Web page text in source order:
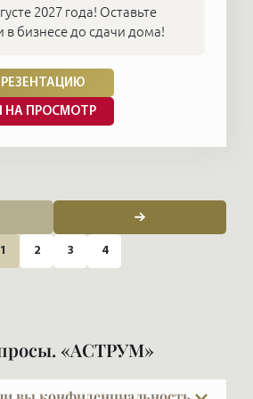
2027 года! Оставьте
в бизнесе до сдачи дома!
НА ПРОСМОТР
1 2 3 4
«АСТРУМ»